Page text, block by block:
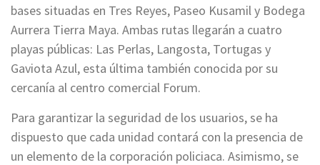
bases situadas en Tres Reyes, Paseo Kusamil y Bodega
Aurrera Tierra Maya. Ambas rutas llegarán a cuatro
playas públicas: Las Perlas, Langosta, Tortugas y
Gaviota Azul, esta última también conocida por su
cercanía al centro comercial Forum.
Para garantizar la seguridad de los usuarios, se ha
dispuesto que cada unidad contará con la presencia de
un elemento de la corporación policiaca. Asimismo, se